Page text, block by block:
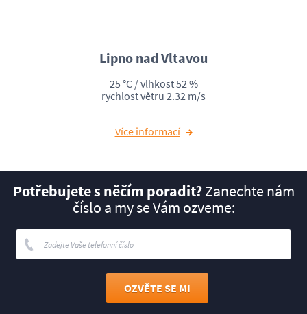
Lipno nad Vltavou
25 °C / vlhkost52 %
rychlost větru 2.32 m/s
Více informací
Potřebujete s něčím poradit?Zanechte nám
číslo a my se Vám ozveme: